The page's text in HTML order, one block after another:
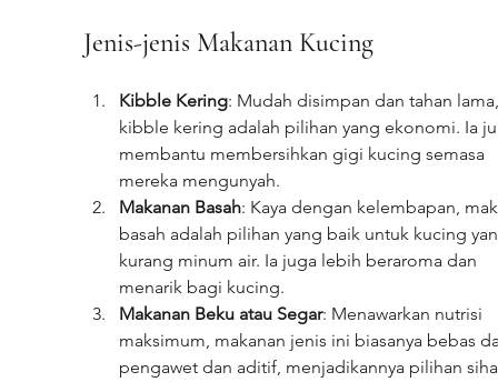
Jenis-jenis Makanan Kucing
Kibble Kering: Mudah disimpan dan tahan
kibble kering adalah pilihan yang ekonomi. Ia
membantu membersihkan gigi kucing semasa
mereka mengunyah.
Makanan Basah: Kaya dengan kelembapan,
basah adalah pilihan yang baik untuk kucing
kurang minum air. Ia juga lebih beraroma dan
menarik bagi kucing.
Makanan Beku atau Segar: Menawarkan nutrisi
maksimum, makanan jenis ini biasanya bebas
pengawet dan aditif, menjadikannya pilihan